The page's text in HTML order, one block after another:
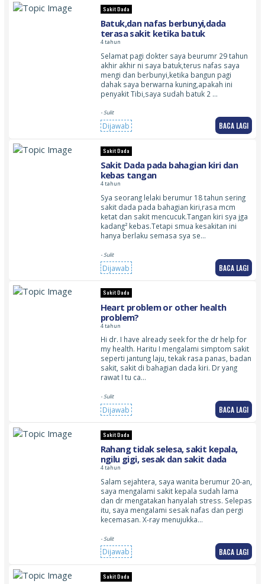
Sakit Dada
Batuk,dan nafas berbunyi,dada
terasa sakit ketika batuk
4 tahun
Selamat pagi dokter saya beurumr 29 tahun
akhir akhir ni saya batuk,terus nafas saya
mengi dan berbunyi,ketika bangun pagi
dahak saya berwarna kuning,apakah ini
penyakit Tibi,saya sudah batuk 2 …
- Sulit
Dijawab BACA LAGI
Sakit Dada
Sakit Dada pada bahagian kiri dan
kebas tangan
4 tahun
Sya seorang lelaki berumur 18 tahun sering
sakit dada pada bahagian kiri,rasa mcm
ketat dan sakit mencucuk.Tangan kiri sya jga
kadang² kebas.Tetapi smua kesakitan ini
hanya berlaku semasa sya se…
- Sulit
Dijawab BACA LAGI
Sakit Dada
Heart problem or other health
problem?
4 tahun
Hi dr. I have already seek for the dr help for
my health. Haritu I mengalami simptom sakit
seperti jantung laju, tekak rasa panas, badan
sakit, sakit di bahagian dada kiri. Dr yang
rawat I tu ca…
- Sulit
Dijawab BACA LAGI
Sakit Dada
Rahang tidak selesa, sakit kepala,
ngilu gigi, sesak dan sakit dada
4 tahun
Salam sejahtera, saya wanita berumur 20-an,
saya mengalami sakit kepala sudah lama
dan dr mengatakan hanyalah stress. Selepas
itu, saya mengalami sesak nafas dan pergi
kecemasan. X-ray menujukka…
- Sulit
Dijawab BACA LAGI
Sakit Dada